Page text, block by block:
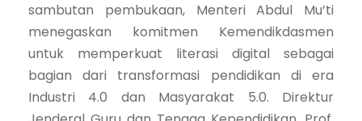
sambutan pembukaan, Menteri Abdul Mu’ti
menegaskan komitmen Kemendikdasmen
untuk memperkuat literasi digital sebagai
bagian dari transformasi pendidikan di era
Industri 4.0 dan Masyarakat 5.0. Direktur